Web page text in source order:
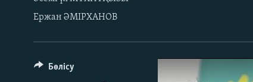
Ержан ӘМІРХАНОВ
Бөлісу